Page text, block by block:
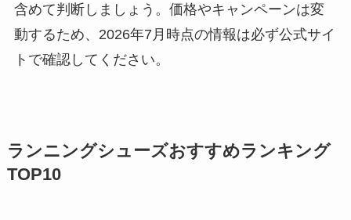
含めて判断しましょう。価格やキャンペーンは変
動するため、2026年7月時点の情報は必ず公式サイ
トで確認してください。
ランニングシューズおすすめランキング
TOP10